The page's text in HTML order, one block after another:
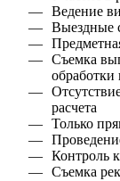
Ведение
Выездные
Съемка
расчета
Только
Контроль
Съемка